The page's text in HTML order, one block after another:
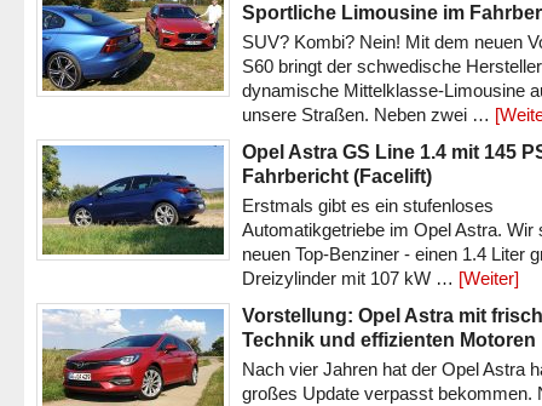
Sportliche Limousine im
SUV? Kombi? Nein! Mit dem neuen
S60 bringt der schwedische
dynamische Mittelklasse-Limousine
unsere Straßen. Neben zwei …
Opel Astra GS Line 1.4 mit 145
Fahrbericht (Facelift)
Erstmals gibt es ein stufenloses
Automatikgetriebe im Opel Astra. Wir
neuen Top-Benziner - einen 1.4 Liter
Dreizylinder mit 107 kW … [Weiter]
Vorstellung: Opel Astra mit
Technik und effizienten Motoren
Nach vier Jahren hat der Opel Astra
großes Update verpasst bekommen.